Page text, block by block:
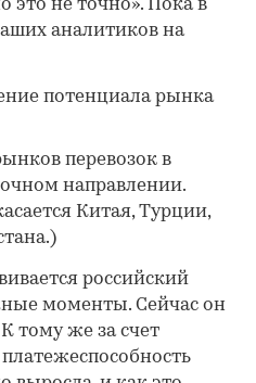
это не точно». Пока в
аналитиков на
потенциала рынка
перевозок в
направлении.
Китая, Турции,
российский
моменты. Сейчас он
тому же за счет